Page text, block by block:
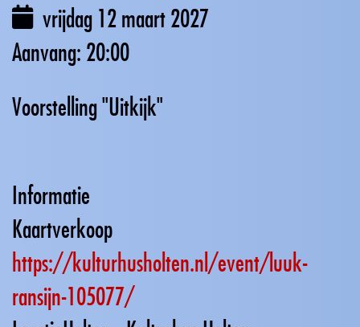
vrijdag 12 maart 2027
20:00
Voorstelling "Uitkijk"
Informatie
Kaartverkoop
https://kulturhusholten.nl/event/luuk-
ransijn-105077/